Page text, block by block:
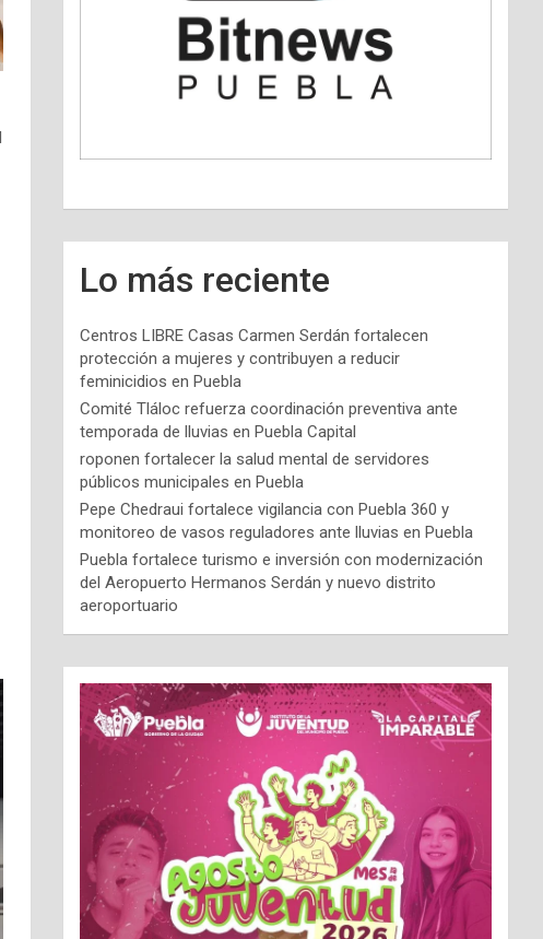
Lo más reciente
Centros LIBRE Casas Carmen Serdán fortalecen
protección a mujeres y contribuyen a reducir
feminicidios en Puebla
Comité Tláloc refuerza coordinación preventiva ante
temporada de lluvias en Puebla Capital
roponen fortalecer la salud mental de servidores
públicos municipales en Puebla
Pepe Chedraui fortalece vigilancia con Puebla 360 y
monitoreo de vasos reguladores ante lluvias en Puebla
Puebla fortalece turismo e inversión con modernización
del Aeropuerto Hermanos Serdán y nuevo distrito
aeroportuario